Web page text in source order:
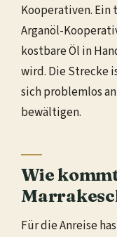
Kooperativen.
Arganöl-
kostbare Öl in
wird. Die Strecke
sich problemlos
bewältigen.
Wie
Für die Anreise